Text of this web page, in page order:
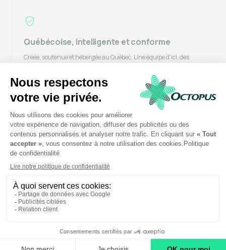
Québécoise, intelligente et conforme
Créée, soutenue et hébergée au Québec. Une équipe d'ici, des
Demander une démo
L’approche Octopus
Notre accompagnement,
Notre philosophie se traduit par des services